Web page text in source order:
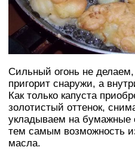
Сильный огонь не
пригорит снаружи, а
Как только капуста
золотистый оттенок,
укладываем на бумажные
тем самым возможность
масла.